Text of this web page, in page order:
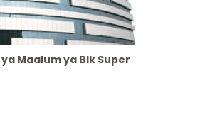
Maalum ya Blk Super